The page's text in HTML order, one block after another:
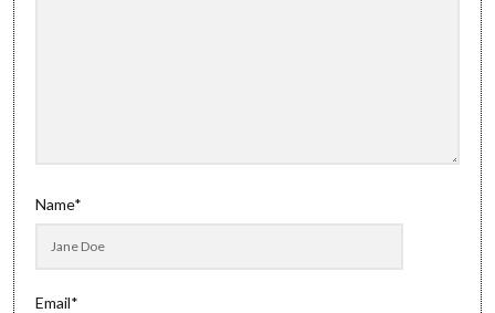
Name*
Email*